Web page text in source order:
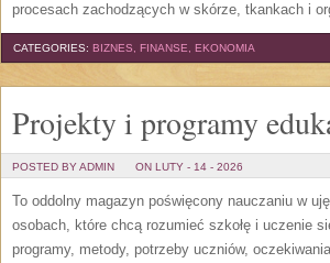
procesach zachodzących w skórze, tkankach i
CATEGORIES: BIZNES, FINANSE, EKONOMIA
Projekty i programy
POSTED BY ADMIN ON LUTY - 14 - 2026
To oddolny magazyn poświęcony nauczaniu w
osobach, które chcą rozumieć szkołę i uczenie
programy, metody, potrzeby uczniów,